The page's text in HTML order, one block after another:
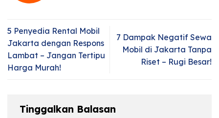
5 Penyedia Rental Mobil
Jakarta dengan Respons
Lambat – Jangan Tertipu
Harga Murah!
7 Dampak Negatif Sewa
Mobil di Jakarta Tanpa
Riset – Rugi Besar!
Tinggalkan Balasan